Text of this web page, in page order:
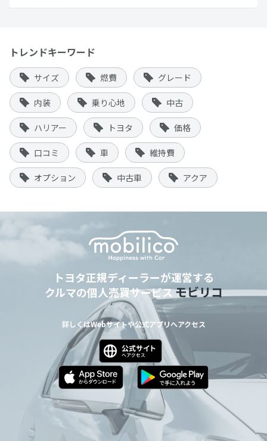
トレンドキーワード
サイズ 燃費 グレード
内装 乗り心地 中古
ハリアー トヨタ 価格
口コミ 車 維持費
オプション 中古車 アクア
トヨタ正規ディーラーが運営する
クルマの個人売買サービスモビリコ
詳しくはWebサイトや公式アプリへアクセス